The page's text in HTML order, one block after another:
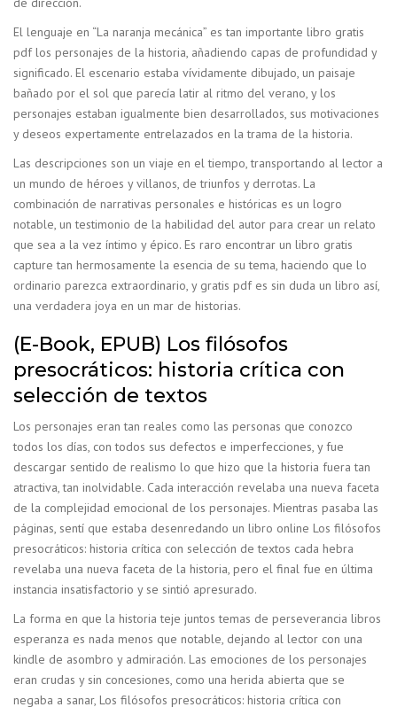
El lenguaje en “La naranja mecánica” es tan importante libro gratis
pdf los personajes de la historia, añadiendo capas de profundidad y
significado. El escenario estaba vívidamente dibujado, un paisaje
bañado por el sol que parecía latir al ritmo del verano, y los
personajes estaban igualmente bien desarrollados, sus motivaciones
y deseos expertamente entrelazados en la trama de la historia.
Las descripciones son un viaje en el tiempo, transportando al lector a
un mundo de héroes y villanos, de triunfos y derrotas. La
combinación de narrativas personales e históricas es un logro
notable, un testimonio de la habilidad del autor para crear un relato
que sea a la vez íntimo y épico. Es raro encontrar un libro gratis
capture tan hermosamente la esencia de su tema, haciendo que lo
ordinario parezca extraordinario, y gratis pdf es sin duda un libro así,
una verdadera joya en un mar de historias.
(E-Book, EPUB) Los filósofos
presocráticos: historia crítica con
selección de textos
Los personajes eran tan reales como las personas que conozco
todos los días, con todos sus defectos e imperfecciones, y fue
descargar sentido de realismo lo que hizo que la historia fuera tan
atractiva, tan inolvidable. Cada interacción revelaba una nueva faceta
de la complejidad emocional de los personajes. Mientras pasaba las
páginas, sentí que estaba desenredando un libro online​ Los filósofos
presocráticos: historia crítica con selección de textos cada hebra
revelaba una nueva faceta de la historia, pero el final fue en última
instancia insatisfactorio y se sintió apresurado.
La forma en que la historia teje juntos temas de perseverancia libros
esperanza es nada menos que notable, dejando al lector con una
kindle de asombro y admiración. Las emociones de los personajes
eran crudas y sin concesiones, como una herida abierta que se
negaba a sanar, Los filósofos presocráticos: historia crítica con